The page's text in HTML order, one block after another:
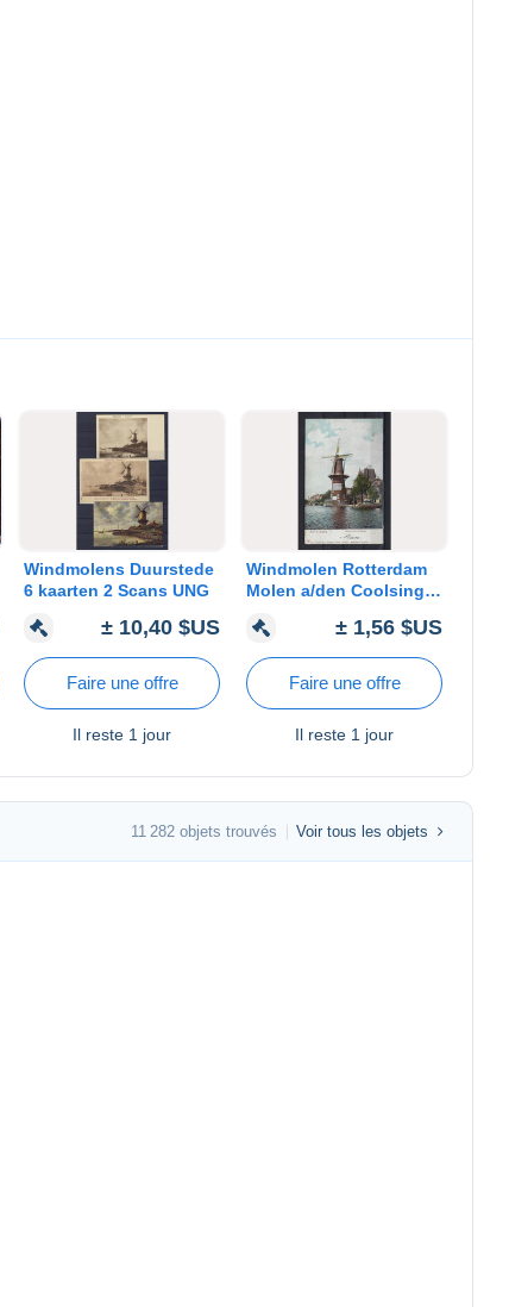
Windmolens Duurstede
6 kaarten 2 Scans UNG
± 10,40 $US
Faire une offre
Il reste 1 jour
Windmolen Rotterdam
Molen a/den Coolsingel
± 1,56 $US
Faire une offre
Il reste 1 jour
11 282 objets trouvés Voir tous les objets